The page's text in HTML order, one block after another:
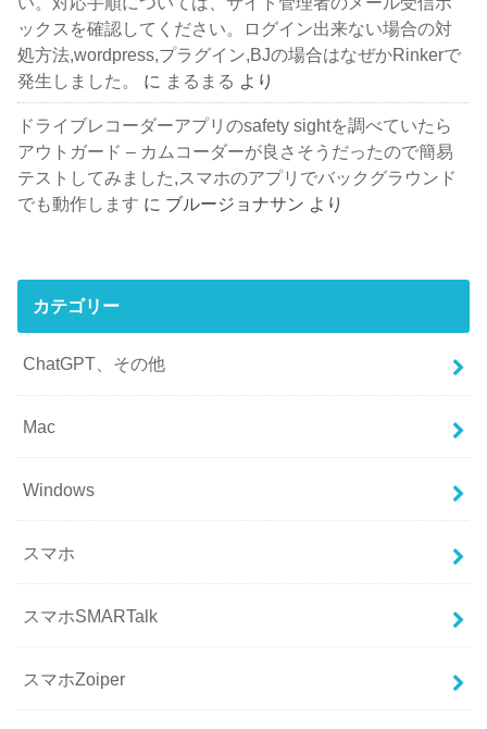
ックスを確認してください。ログイン出来ない場合の対
処方法,wordpress,プラグイン,BJの場合はなぜかRinkerで
発生しました。
に まるまる より
ドライブレコーダーアプリのsafety sightを調べていたら
アウトガード – カムコーダーが良さそうだったので簡易
テストしてみました,スマホのアプリでバックグラウンド
でも動作します に ブルージョナサン より
カテゴリー
ChatGPT、その他
Mac
Windows
スマホ
スマホSMARTalk
スマホZoiper